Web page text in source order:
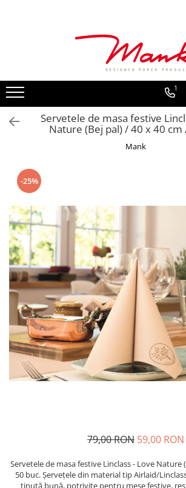
Toate Produsele
UNI
IMPRIMEU
SERVETELE FESTIVE
ANIVERSARE SAU BOTEZ
AURIU, ARGINTIU & BRONZ
UNICE, Gama SPANLIN
FLORI
TEMATICA MARINA - PESCARESTI
VINTAGE
RUSTICE - VANATORESTI
TOAMNA
VALENTINE'S DAY /DRAGOBETE
1 & 8 MARTIE
PAŞTE / EASTER
SOFTPOINT, Best Seller
DELUXE LIGHT
DELUXE, 4 straturi
1
Servetele de masa festive
Nature (Bej pal) / 40 x 40 cm
Mank
-25%
79,00 RON 59,00 RON
Servetele de masa festive Linclass - Love Nature
50 buc. Șervețele din material tip Airlaid/
ținută bună, potrivite pentru mese festive,